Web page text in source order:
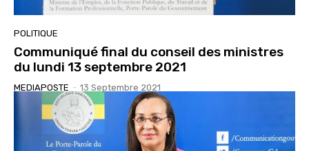
POLITIQUE
Communiqué final du conseil des ministres
du lundi 13 septembre 2021
MEDIAPOSTE - 13 Septembre 2021